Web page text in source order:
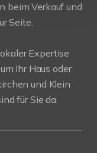
beim Verkauf und
Seite.
Expertise
Ihr Haus oder
und Klein
für Sie da.